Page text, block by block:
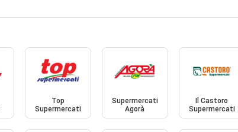
Top
Supermercati
Supermercati
Agorà
Il Castoro
Supermercati